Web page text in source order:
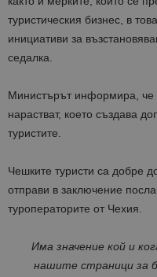
туристическия бизнес, в
инициативи за
седалка.
Министърът информира, че
нарастват, което създава
туристите.
Чешките туристи са добре
отправи в заключение
туроператорите от Чехия.
Има значение кой и
нашите страници за